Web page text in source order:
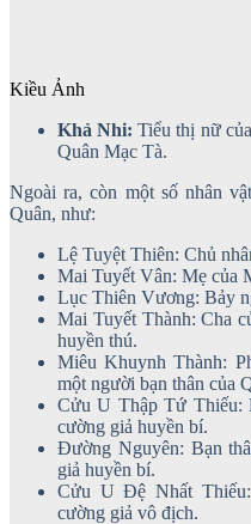
Kiều Ảnh
Khả Nhi: Tiểu thị nữ
Quân Mạc Tà.
Ngoài ra, còn một số nhân
Quân, như:
Lệ Tuyệt Thiên: Chủ
Mai Tuyết Vân: Mẹ của
Lục Thiên Vương: Bảy
Mai Tuyết Thành: Cha
huyền thú.
Miêu Khuynh Thành:
một người bạn thân của
Cửu U Thập Tứ Thiếu:
cường giả huyền bí.
Đường Nguyên: Bạn
giả huyền bí.
Cửu U Đệ Nhất
cường giả vô địch.